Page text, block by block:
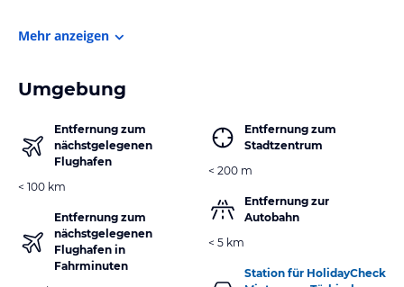
Mehr anzeigen
Umgebung
Entfernung zum
nächstgelegenen
Flughafen
< 100 km
Entfernung zum
nächstgelegenen
Flughafen in
Fahrminuten
Entfernung zum
Stadtzentrum
< 200 m
Entfernung zur
Autobahn
< 5 km
Station für HolidayCheck